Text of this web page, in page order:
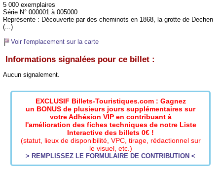
5 000 exemplaires
Série N° 000001 à 005000
Représente : Découverte par des cheminots en 1868, la grotte de Dechen
(...)
Voir l'emplacement sur la carte
Informations signalées pour ce billet :
Aucun signalement.
EXCLUSIF Billets-Touristiques.com : Gagnez
un BONUS de plusieurs jours supplémentaires sur
votre Adhésion VIP en contribuant à
l'amélioration des fiches techniques de notre Liste
Interactive des billets 0€ !
(statut, lieux de disponibilité, VPC, tirage, rédactionnel sur
le visuel, etc.)
> REMPLISSEZ LE FORMULAIRE DE CONTRIBUTION <